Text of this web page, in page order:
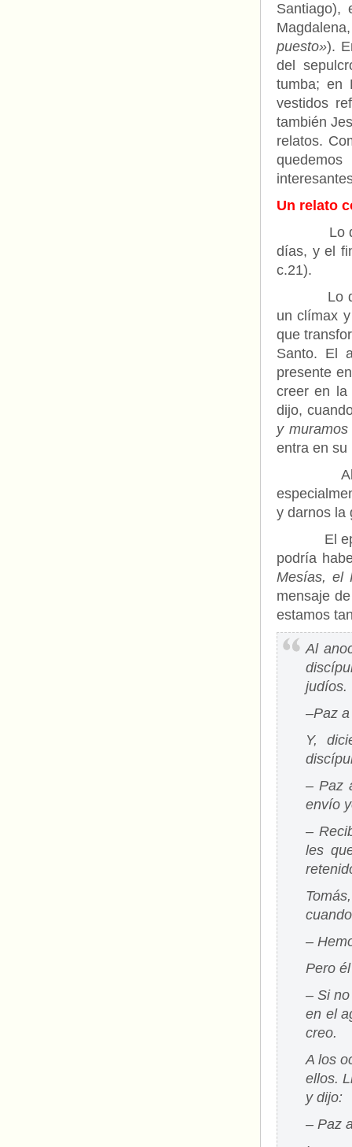
puesto»).
del
tumba; en
vestidos
también
relatos.
Un relato
Lo
días, y el
c.21).
Lo que
un clímax
que
Santo. El
presente
creer en la
dijo,
y
entra en su
Al cabo
y darnos la
El
podría
Mesías, el
mensaje
estamos
Al
judíos.
–Paz
Y,
– Paz
envío
–
les
–
Pero
– Si
en el
creo.
A los
ellos.
y dijo:
– Paz